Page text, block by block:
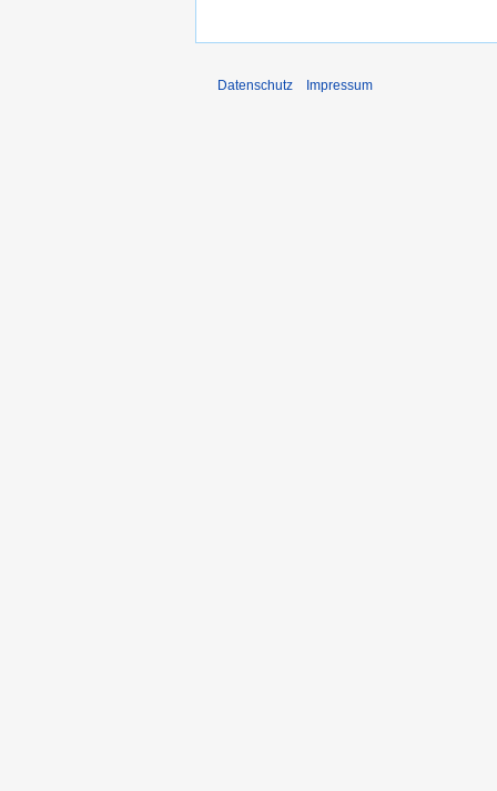
Datenschutz Impressum